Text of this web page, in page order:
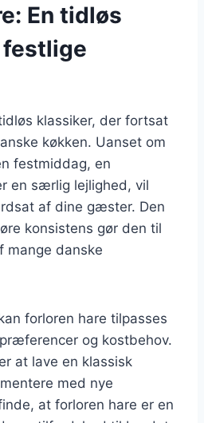
En tidløs
klassiker, der fortsat
køkken. Uanset om
festmiddag, en
en særlig lejlighed, vil
af dine gæster. Den
konsistens gør den til
mange danske
forloren hare tilpasses
og kostbehov.
at lave en klassisk
med nye
at forloren hare er en